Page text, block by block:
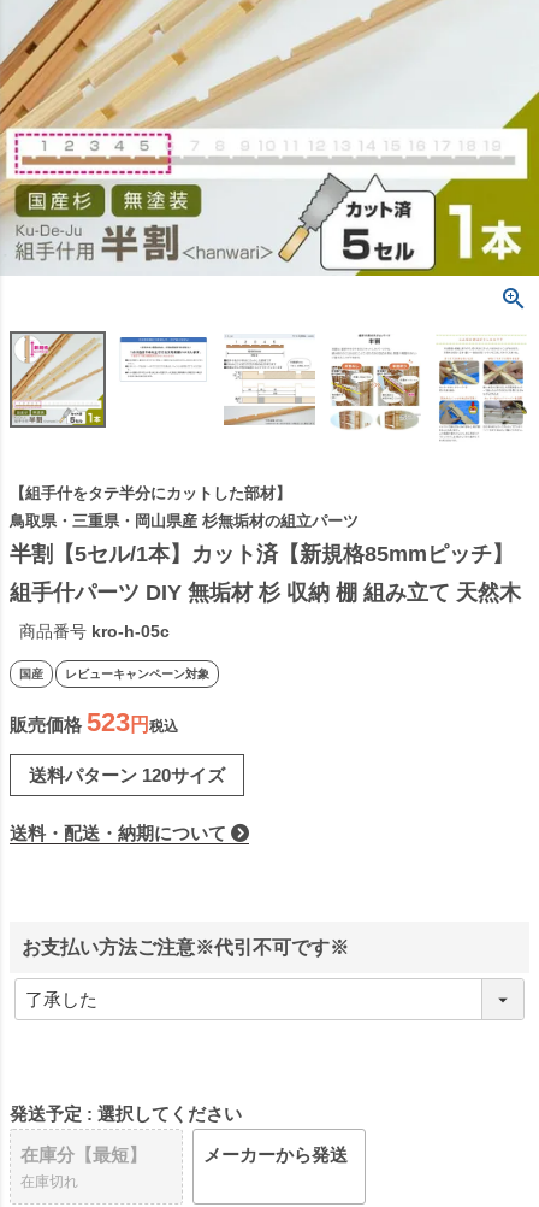
【組手什をタテ半分にカットした部材】
鳥取県・三重県・岡山県産 杉無垢材の組立パーツ
半割【5セル/1本】カット済【新規格85mmピッチ】
組手什パーツ DIY 無垢材 杉 収納 棚 組み立て 天然木
本棚 工作 夏休み 間伐材 ラック シェルフ 日本製 くで
じゅう 2306SS
商品番号 kro-h-05c
国産 レビューキャンペーン対象
販売価格 523 税込
送料パターン 120サイズ
送料・配送・納期について
お支払い方法ご注意※代引不可です※
発送予定
選択してください
在庫分【最短】
在庫切れ
メーカーから発送